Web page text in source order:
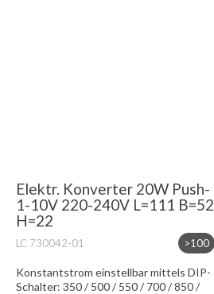
Elektr. Konverter 20W Push-
1-10V 220-240V L=111 B=52
H=22
>100
LC 730042-01
Konstantstrom einstellbar mittels DIP-
Schalter: 350 / 500 / 550 / 700 / 850 /